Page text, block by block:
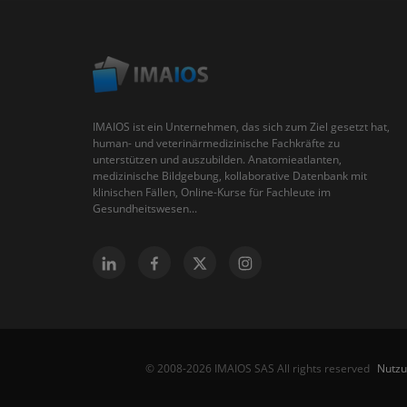
IMAIOS ist ein Unternehmen, das sich zum Ziel gesetzt hat,
human- und veterinärmedizinische Fachkräfte zu
unterstützen und auszubilden. Anatomieatlanten,
medizinische Bildgebung, kollaborative Datenbank mit
klinischen Fällen, Online-Kurse für Fachleute im
Gesundheitswesen...
© 2008-2026 IMAIOS SAS All rights reserved